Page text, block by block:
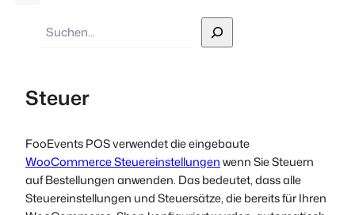
Polish
Czech
Suche
Steuer
FooEvents POS verwendet die eingebaute
WooCommerce Steuereinstellungenwenn Sie Steuern
auf Bestellungen anwenden. Das bedeutet, dass alle
Steuereinstellungen und Steuersätze, die bereits für Ihren